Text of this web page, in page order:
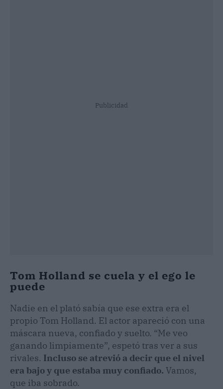
Publicidad
Tom Holland se cuela y el ego le
puede
Nadie en el plató sabía que ese extra era el
propio Tom Holland. El actor apareció con una
máscara nueva, confiado y suelto. “Me veo
ganando limpiamente”, espetó tras ver a sus
rivales. Incluso se atrevió a decir que el nivel
era bajo y que estaba muy confiado. Vamos,
que iba sobrado.